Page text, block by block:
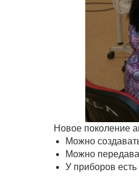
Новое поколение
Можно
Можно
У приборов